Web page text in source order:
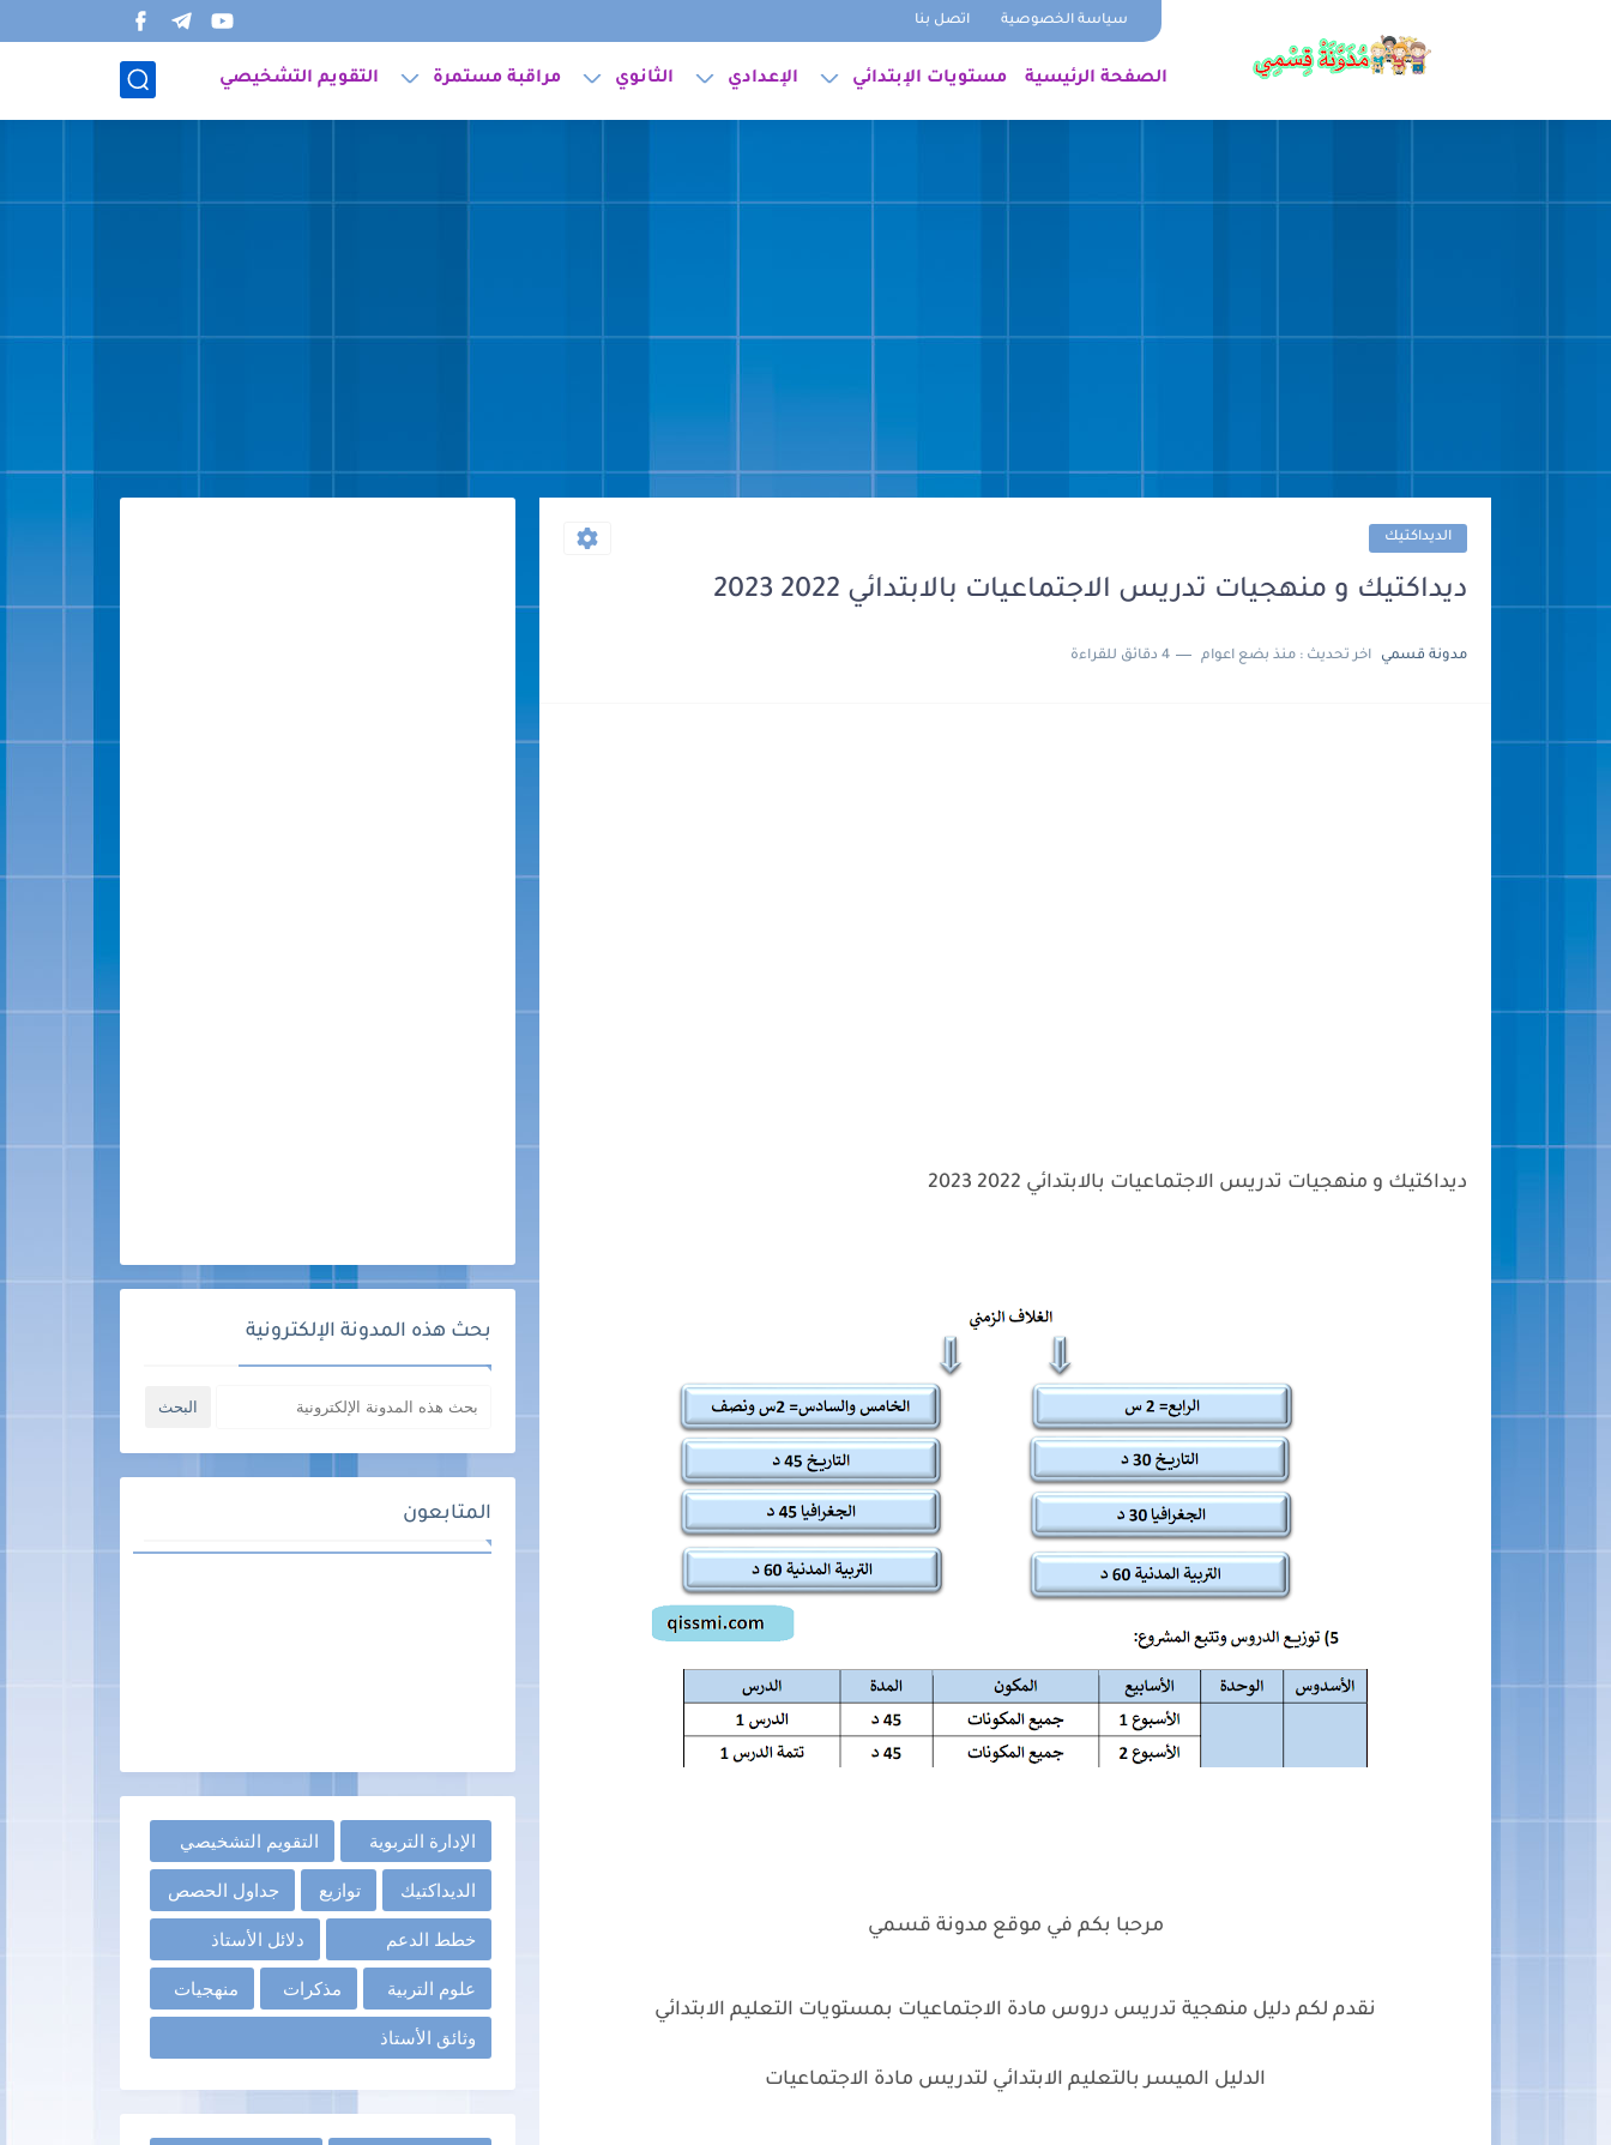
سياسة الخصوصية اتصل بنا
الصفحة الرئيسية مستويات الإبتدائي الإعدادي الثانوي مراقبة مستمرة التقويم التشخيصي
الديداكتيك
ديداكتيك و منهجيات تدريس الاجتماعيات بالابتدائي 2022 2023
مدونة قسمي اخر تحديث : منذ بضع اعوام 4 دقائق للقراءة
ديداكتيك و منهجيات تدريس الاجتماعيات بالابتدائي 2022 2023
مرحبا بكم في موقع مدونة قسمي
نقدم لكم دليل منهجية تدريس دروس مادة الاجتماعيات بمستويات التعليم الابتدائي
الدليل الميسر بالتعليم الابتدائي لتدريس مادة الاجتماعيات
بحث هذه المدونة الإلكترونية
المتابعون
الإدارة التربوية التقويم التشخيصي
الديداكتيك توازيع جداول الحصص
خطط الدعم دلائل الأستاذ
علوم التربية مذكرات منهجيات
وثائق الأستاذ